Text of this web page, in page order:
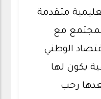
متقدمة
مع
الوطني
يكون لها
رحب